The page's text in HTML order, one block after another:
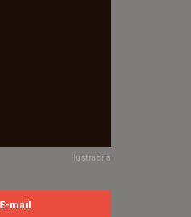
Ilustracija
mail